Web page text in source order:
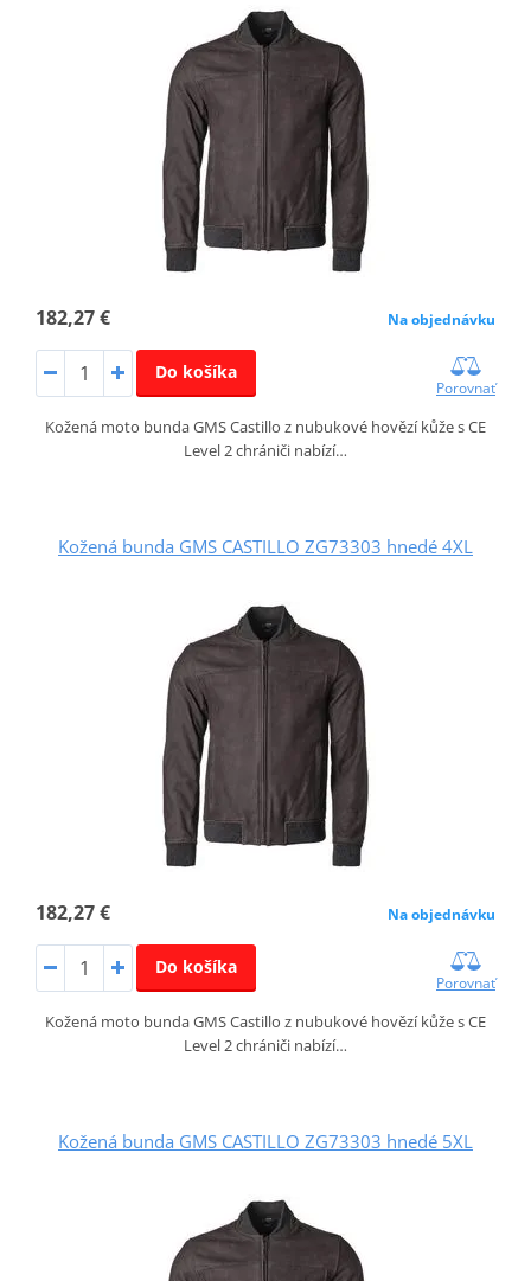
182,27 € Na objednávku
Do košíka
Porovnať
Kožená moto bunda GMS Castillo z nubukové hovězí kůže s CE
Level 2 chrániči nabízí…
Kožená bunda GMS CASTILLO ZG73303 hnedé 4XL
182,27 € Na objednávku
Do košíka
Porovnať
Kožená moto bunda GMS Castillo z nubukové hovězí kůže s CE
Level 2 chrániči nabízí…
Kožená bunda GMS CASTILLO ZG73303 hnedé 5XL